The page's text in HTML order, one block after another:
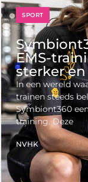
SPORT
EMS-
sterker
In een wereld
trainen steeds
Symbiont360
training. Deze
NVHK